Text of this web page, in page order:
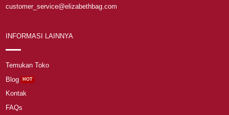
customer_service@elizabethbag.com
INFORMASI LAINNYA
Temukan Toko
Blog
Kontak
FAQs